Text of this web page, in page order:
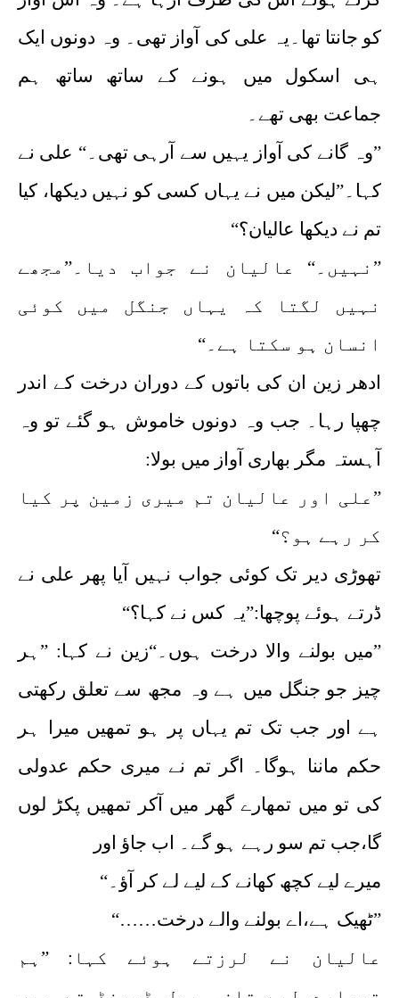
کو جانتا تھا۔یہ علی کی آواز تھی۔ وہ دونوں ایک
ہی اسکول میں ہونے کے ساتھ ساتھ ہم
جماعت بھی تھے۔
”وہ گانے کی آواز یہیں سے آرہی تھی۔“ علی نے
کہا۔”لیکن میں نے یہاں کسی کو نہیں دیکھا، کیا
تم نے دیکھا عالیان؟“
”نہیں۔“ عالیان نے جواب دیا۔”مجھے
نہیں لگتا کہ یہاں جنگل میں کوئی
انسان ہو سکتا ہے۔“
ادھر زین ان کی باتوں کے دوران درخت کے اندر
چھپا رہا۔ جب وہ دونوں خاموش ہو گئے تو وہ
آہستہ مگر بھاری آواز میں بولا:
”علی اور عالیان تم میری زمین پر کیا
کر رہے ہو؟“
تھوڑی دیر تک کوئی جواب نہیں آیا پھر علی نے
ڈرتے ہوئے پوچھا:”یہ کس نے کہا؟“
”میں بولنے والا درخت ہوں۔“زین نے کہا: ”ہر
چیز جو جنگل میں ہے وہ مجھ سے تعلق رکھتی
ہے اور جب تک تم یہاں پر ہو تمھیں میرا ہر
حکم ماننا ہوگا۔ اگر تم نے میری حکم عدولی
کی تو میں تمھارے گھر میں آکر تمھیں پکڑ لوں
گا،جب تم سو رہے ہو گے۔ اب جاؤ اور
میرے لیے کچھ کھانے کے لیے لے کر آؤ۔“
”ٹھیک ہے،اے بولنے والے درخت……“
عالیان نے لرزتے ہوئے کہا: ”ہم